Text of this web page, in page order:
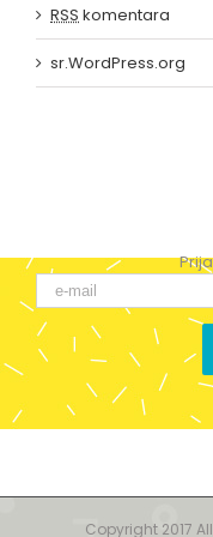
RSSkomentara
sr.WordPress.org
Copyright 2017